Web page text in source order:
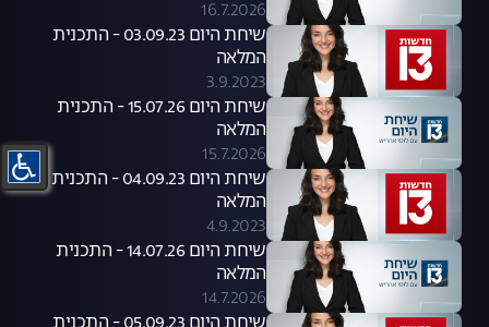
16.7.2026
שיחת היום 03.09.23 - התכנית
המלאה
3.9.2023
שיחת היום 15.07.26 - התכנית
המלאה
15.7.2026
שיחת היום 04.09.23 - התכנית
המלאה
4.9.2023
שיחת היום 14.07.26 - התכנית
המלאה
14.7.2026